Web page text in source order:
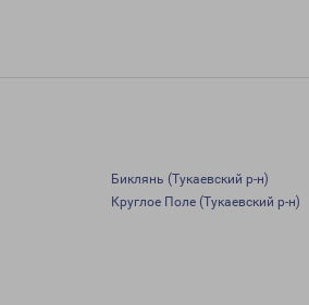
Биклянь (Тукаевский р-н)
Круглое Поле (Тукаевский р-н)